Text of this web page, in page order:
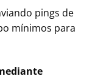
pings de
mínimos para